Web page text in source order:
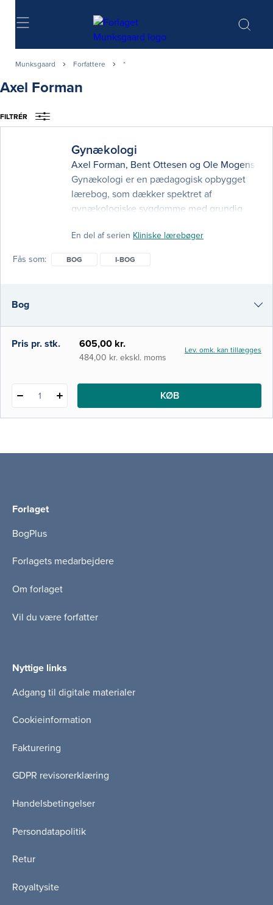
Søg
Munksgaard Forfattere *
Axel Forman
FILTRÉR
Gynækologi
Axel Forman, Bent Ottesen og Ole Mogensen
Gynækologi er en pædagogisk opbygget
lærebog, som dækker spektret af
gynækologiske sygdomme med grundig
vejledning. Forfatterne er alle
En del af serien Kliniske lærebøger
Fås som BOG I-BOG
Bog
i-bog
Pris pr. stk. 605,00 kr.
484,00 kr. ekskl. moms
Lev. omk. kan tillægges
1 KØB
Forlaget
BogPlus
Forlagets medarbejdere
Om forlaget
Vil du være forfatter
Nyttige links
Adgang til digitale materialer
Cookieinformation
Fakturering
GDPR revisorerklæring
Handelsbetingelser
Persondatapolitik
Retur
Royaltysite